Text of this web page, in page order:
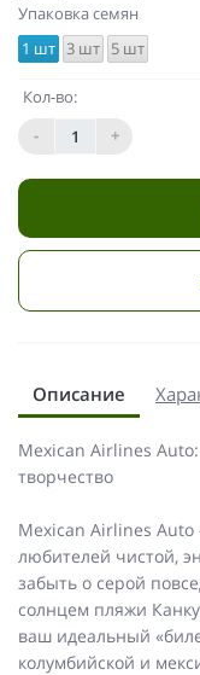
Упаковка семян
1 шт 3 шт 5 шт
Кол-во:
-
+
Описание
Mexican Airlines
творчество
Mexican Airlines Auto
любителей чистой,
забыть о серой
солнцем пляжи
ваш идеальный
колумбийской и